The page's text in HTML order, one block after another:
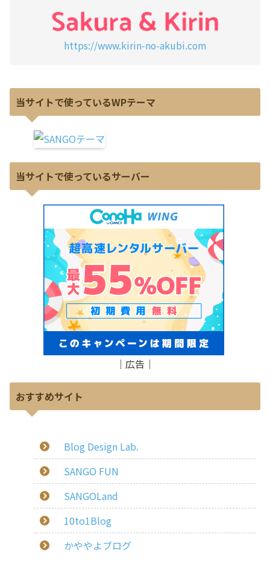
https://www.kirin-no-akubi.com
当サイトで使っているWPテーマ
当サイトで使っているサーバー
｜広告｜
おすすめサイト
Blog Design Lab.
SANGO FUN
SANGOLand
10to1Blog
かややよブログ